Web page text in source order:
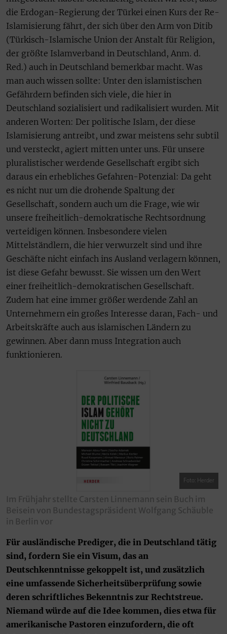
die Erdogan-Regierung der Türkei einen Kurs der Re-
Islamisierung fährt, der sich über den Arm von Ditib
(Türkisch-Islamische Union der Anstalt für Religion,
der größte Islamverband in Deutschland, Anm. d.
Red.) auch in Deutschland bemerkbar macht. Was
man auch wissen sollte: Unter den islamistischen
Gefährdern befinden sich viele, die hier in
Deutschland sozialisiert und radikalisiert wurden. Mit
anderen Worten: Der politische Islam, der diese
Islamisierung antreibt, und zwar meistens sehr subtil
und versteckt, agiert mitten unter uns. Für unsere
pluralistischer werdende Gesellschaft ergibt sich
daraus ein erhebliches Gefahren-Potenzial: Da geht
es nicht nur um die drohende Spaltung der
Gesellschaft, sondern auch um die Frage, wie wir
unsere freiheitlich-demokratische Rechtsordnung
verteidigen können. Insbesondere vielen
Mittelständlern, die hier verwurzelt sind und ihre
Geschäfte nicht einfach ins Ausland verlagern können,
ist diese Gefahr bewusst. Sie wissen um den Wert
einer freiheitlich-demokratischen Gesellschaft.
Zudem hat eine immer größer werdende Zahl an
Unternehmern ein großes Interesse daran, Fach- und
Arbeitskräfte auch aus islamischen Ländern zu
gewinnen. Aber dann muss Integration auch
funktionieren.
Foto: Herder
Im Frühjahr stellte Carsten Linnemann sein Buch im
Beisein von Bundestagspräsident Wolfgang Schäuble
in Berlin vor
Für ausländische Prediger, die in Deutschland tätig
sind, fordern Sie ein Visum, das an
Deutschkenntnisse gekoppelt ist, und zusätzlich
eine umfassende Sicherheitsüberprüfung sowie
deren schriftliches Bekenntnis zur Rechtstreue.
Niemand würde auf die Idee kommen, dies etwa für
amerikanische Pastoren einzufordern, die oft